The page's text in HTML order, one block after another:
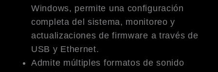
Windows, permite una configuración
completa del sistema, monitoreo y
actualizaciones de firmware a través de
USB y Ethernet.
Admite múltiples formatos de sonido